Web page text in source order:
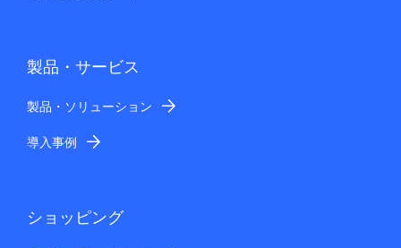
製品・サービス
製品・ソリューション
導入事例
ショッピング